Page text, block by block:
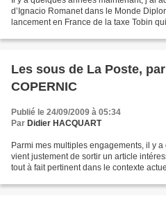
d’Ignacio Romanet dans le Monde
lancement en France de la taxe Tobin
Les sous de La Poste,
COPERNIC
Publié le 24/09/2009 à 05:34
Par Didier HACQUART
Parmi mes multiples engagements, il y
vient justement de sortir un article
tout à fait pertinent dans le contexte